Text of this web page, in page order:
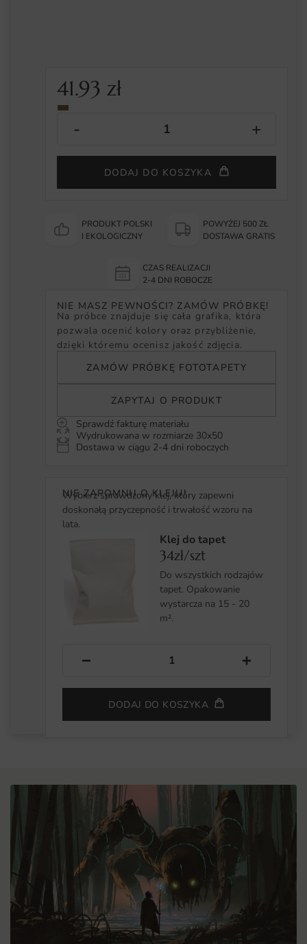
41.93zł
DODAJ DO KOSZYKA
PRODUKT POLSKI
I EKOLOGICZNY
POWYŻEJ 500 ZŁ
DOSTAWA GRATIS
CZAS REALIZACJI
2-4 DNI ROBOCZE
NIE MASZ PEWNOŚCI? ZAMÓW PRÓBKĘ!
Na próbce znajduje się cała grafika, która
pozwala ocenić kolory oraz przybliżenie,
dzięki któremu ocenisz jakość zdjęcia.
ZAMÓW PRÓBKĘ FOTOTAPETY
ZAPYTAJ O PRODUKT
Sprawdź fakturę materiału
Wydrukowana w rozmiarze 30x50
Dostawa w ciągu 2-4 dni roboczych
NIE ZAPOMNIJ O KLEJU!
Wybierz sprawdzony klej, który zapewni
doskonałą przyczepność i trwałość wzoru na
lata.
Klej do tapet
34zł/szt
Do wszystkich rodzajów
tapet. Opakowanie
wystarcza na 15 - 20
m².
− +
DODAJ DO KOSZYKA